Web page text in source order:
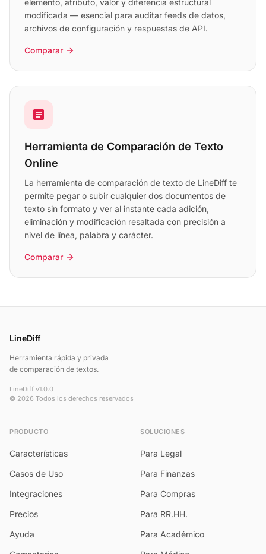
elemento, atributo, valor y diferencia estructural
modificada — esencial para auditar feeds de datos,
archivos de configuración y respuestas de API.
Comparar arrow_forward
article
Herramienta de Comparación de Texto
Online
La herramienta de comparación de texto de LineDiff te
permite pegar o subir cualquier dos documentos de
texto sin formato y ver al instante cada adición,
eliminación y modificación resaltada con precisión a
nivel de línea, palabra y carácter.
Comparar arrow_forward
LineDiff
Herramienta rápida y privada
de comparación de textos.
LineDiff v1.0.0
© 2026 Todos los derechos reservados
PRODUCTO
Características
Casos de Uso
Integraciones
Precios
Ayuda
SOLUCIONES
Para Legal
Para Finanzas
Para Compras
Para RR.HH.
Para Académico